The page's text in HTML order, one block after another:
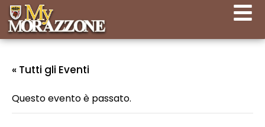
« Tutti gli Eventi
Questo evento è passato.